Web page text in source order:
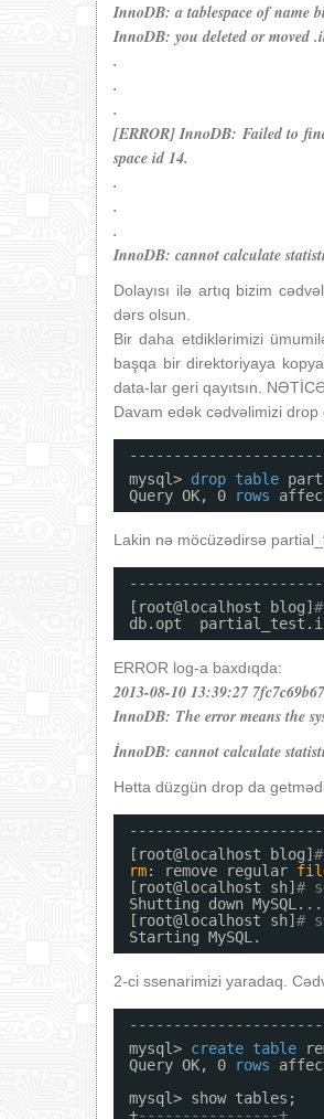
InnoDB: a tablespace of name
InnoDB: you deleted or moved
.
.
.
[ERROR] InnoDB: Failed to
space id 14.
.
.
.
InnoDB: cannot calculate
Dolayısı ilə artıq bizim
dərs olsun.
Bir daha etdiklərimizi
başqa bir direktoriyaya
data-lar geri qayıtsın.
Davam edək cədvəlimizi drop
----------------------
mysql> drop table
Query OK, 0
rows
Lakin nə möcüzədirsə
----------------------
[root@localhost blog]
db.opt
ERROR log-a baxdıqda:
2013-08-10 13:39:27
InnoDB: The error means the
İnnoDB: cannot calculate
Hətta düzgün drop da
----------------------
[root@localhost blog]
rm: remove regular
[root@localhost sh] #
Shutting down
[root@localhost sh] #
Starting MySQL.
2-ci ssenarimizi yaradaq.
----------------------
mysql> create table
Query OK, 0
rows
mysql> show tables;
+----------------+